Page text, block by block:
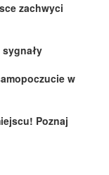
zachwyci
w
Poznaj